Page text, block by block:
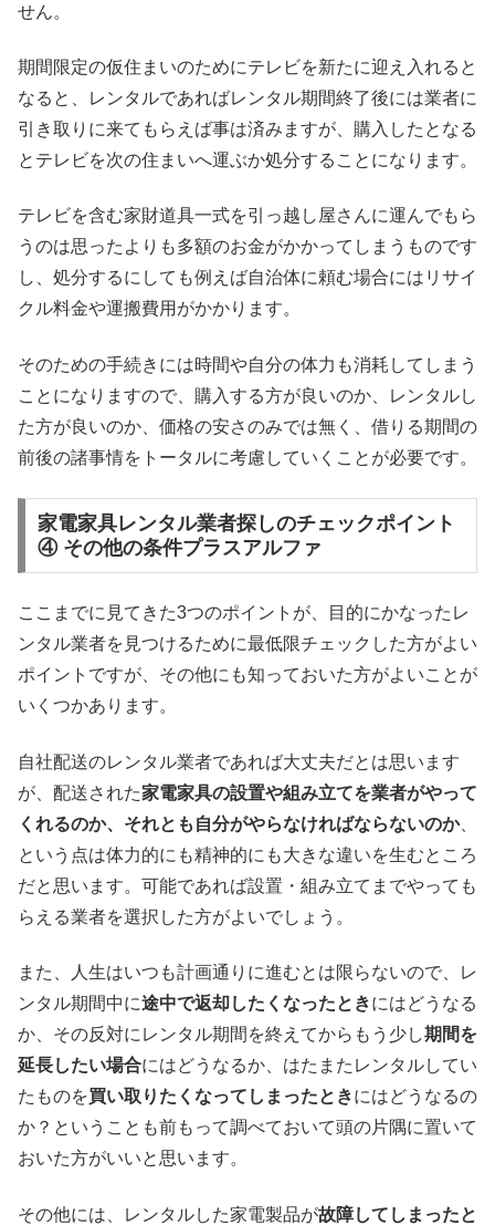
せん。
期間限定の仮住まいのためにテレビを新たに迎え入れると
なると、レンタルであればレンタル期間終了後には業者に
引き取りに来てもらえば事は済みますが、購入したとなる
とテレビを次の住まいへ運ぶか処分することになります。
テレビを含む家財道具一式を引っ越し屋さんに運んでもら
うのは思ったよりも多額のお金がかかってしまうものです
し、処分するにしても例えば自治体に頼む場合にはリサイ
クル料金や運搬費用がかかります。
そのための手続きには時間や自分の体力も消耗してしまう
ことになりますので、購入する方が良いのか、レンタルし
た方が良いのか、価格の安さのみでは無く、借りる期間の
前後の諸事情をトータルに考慮していくことが必要です。
家電家具レンタル業者探しのチェックポイント
④ その他の条件プラスアルファ
ここまでに見てきた3つのポイントが、目的にかなったレ
ンタル業者を見つけるために最低限チェックした方がよい
ポイントですが、その他にも知っておいた方がよいことが
いくつかあります。
自社配送のレンタル業者であれば大丈夫だとは思います
が、配送された家電家具の設置や組み立てを業者がやって
くれるのか、それとも自分がやらなければならないのか、
という点は体力的にも精神的にも大きな違いを生むところ
だと思います。可能であれば設置・組み立てまでやっても
らえる業者を選択した方がよいでしょう。
また、人生はいつも計画通りに進むとは限らないので、レ
ンタル期間中に途中で返却したくなったときにはどうなる
か、その反対にレンタル期間を終えてからもう少し期間を
延長したい場合にはどうなるか、はたまたレンタルしてい
たものを買い取りたくなってしまったときにはどうなるの
か？ということも前もって調べておいて頭の片隅に置いて
おいた方がいいと思います。
その他には、レンタルした家電製品が故障してしまったと